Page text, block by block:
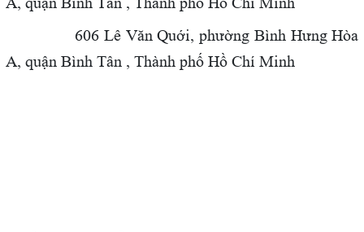
606 Lê Văn Quới, phường Bình Hưng Hòa
A, quận Bình Tân , Thành phố Hồ Chí Minh